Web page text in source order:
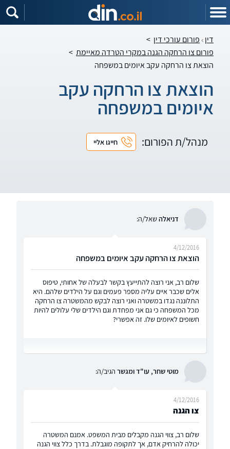
דין פורום עורכי דין >
פורום צו הרחקה הגנה במקרי הטרדה מאיימת >
הוצאת צו הרחקה עקב איומים במשפחה
הוצאת צו הרחקה עקב
איומים במשפחה
מנהל/ת הפורום: חייגו אליי
דניאלהשאל/ה:
הוצאת צו הרחקה עקב איומים במשפחה
4/12/2016
שלום רב, אני רוצה להתייעץ בקשר לבעלה של אחותי, טיפוס
אלים שכבר איים עליה מספר פעמים וגם על הילדים שלהם. היא
התלוננה נגדו במשטרה ואני רוצה לבקש מהמשטרה צו הרחקה
מכל המשפחה כי גם אני מפחדת וגם הילדים שלי עלולים להיות
חשופים לאיומים שלו. זה אפשרי?
מוטי שחר, עו"ד ומגשר הגיב/ה:
צו הגנה
4/12/2016
שלום רב, צווי הגנה מקבלים מבית המשפט. אמנם המשטרה
יכולה להרחיק אדם, אך לתקופה מוגבלת. בדרך כלל צווי הגנה